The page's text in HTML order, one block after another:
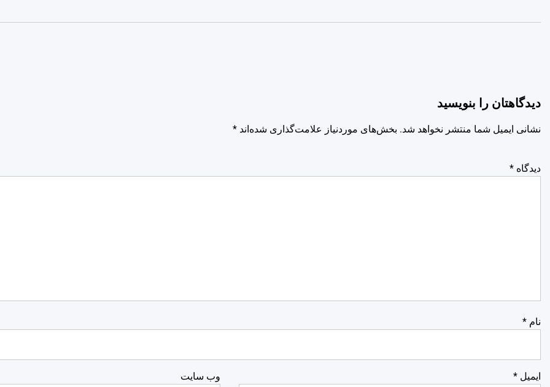
دیدگاهتان را بنویسید
نشانی ایمیل شما منتشر نخواهد شد. بخش‌های موردنیاز علامت‌گذاری شده‌اند *
دیدگاه *
نام *
ایمیل * وب‌ سایت